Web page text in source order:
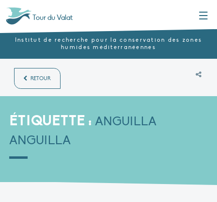
Tour du Valat
Institut de recherche pour la conservation des zones
humides méditerranéennes
RETOUR
ÉTIQUETTE : ANGUILLA
ANGUILLA